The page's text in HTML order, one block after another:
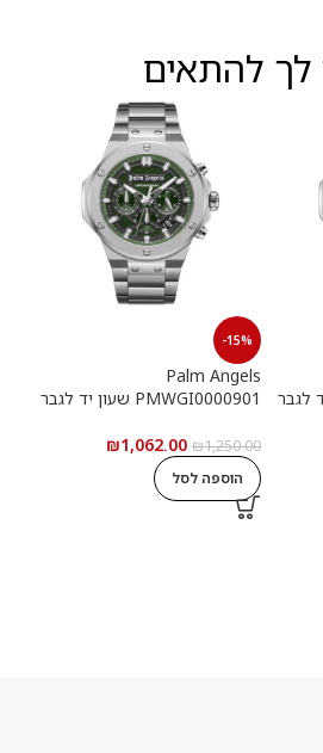
לך להתאים
-15%
Palm Angels
PMWGI0000901 שעון יד לגבר
₪1,250.00
₪1,062.00
הוספה לסל